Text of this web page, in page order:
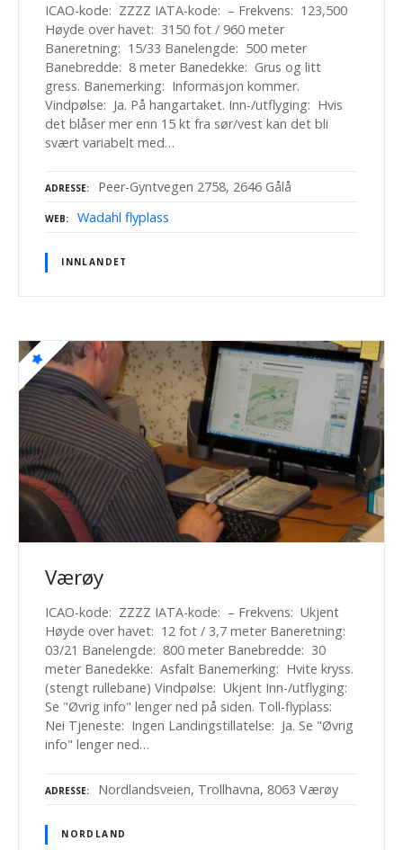
ICAO-kode: ZZZZ IATA-kode: – Frekvens: 123,500
Høyde over havet: 3150 fot / 960 meter
Baneretning: 15/33 Banelengde: 500 meter
Banebredde: 8 meter Banedekke: Grus og litt
gress. Banemerking: Informasjon kommer.
Vindpølse: Ja. På hangartaket. Inn-/utflyging: Hvis
det blåser mer enn 15 kt fra sør/vest kan det bli
svært variabelt med…
ADRESSE Peer-Gyntvegen 2758, 2646 Gålå
WEB Wadahl flyplass
INNLANDET
Værøy
ICAO-kode: ZZZZ IATA-kode: – Frekvens: Ukjent
Høyde over havet: 12 fot / 3,7 meter Baneretning:
03/21 Banelengde: 800 meter Banebredde: 30
meter Banedekke: Asfalt Banemerking: Hvite kryss.
(stengt rullebane) Vindpølse: Ukjent Inn-/utflyging:
Se "Øvrig info" lenger ned på siden. Toll-flyplass:
Nei Tjeneste: Ingen Landingstillatelse: Ja. Se "Øvrig
info" lenger ned…
ADRESSE Nordlandsveien, Trollhavna, 8063 Værøy
NORDLAND